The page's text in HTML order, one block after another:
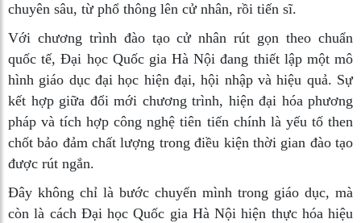
chuyên sâu, từ phổ thông lên cử nhân, rồi tiến sĩ.
Với chương trình đào tạo cử nhân rút gọn theo chuẩn
quốc tế, Đại học Quốc gia Hà Nội đang thiết lập một mô
hình giáo dục đại học hiện đại, hội nhập và hiệu quả. Sự
kết hợp giữa đổi mới chương trình, hiện đại hóa phương
pháp và tích hợp công nghệ tiên tiến chính là yếu tố then
chốt bảo đảm chất lượng trong điều kiện thời gian đào tạo
được rút ngắn.
Đây không chỉ là bước chuyển mình trong giáo dục, mà
còn là cách Đại học Quốc gia Hà Nội hiện thực hóa hiệu